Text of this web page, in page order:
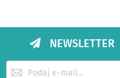
NEWSLETTER
Subskrybuj